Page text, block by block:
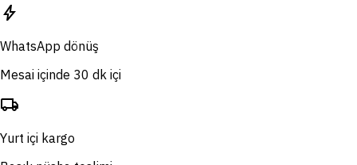
bolt
WhatsApp dönüş
Mesai içinde 30 dk içi
local_shipping
Yurt içi kargo